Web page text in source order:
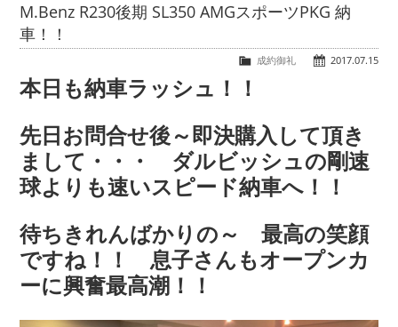
買取査定
COMPANY
M.Benz R230後期 SL350 AMGスポーツPKG 納
車！！
2017.07.15
成約御礼
本日も納車ラッシュ！！
先日お問合せ後～即決購入して頂き
まして・・・ ダルビッシュの剛速
球よりも速いスピード納車へ！！
待ちきれんばかりの～ 最高の笑顔
ですね！！ 息子さんもオープンカ
ーに興奮最高潮！！